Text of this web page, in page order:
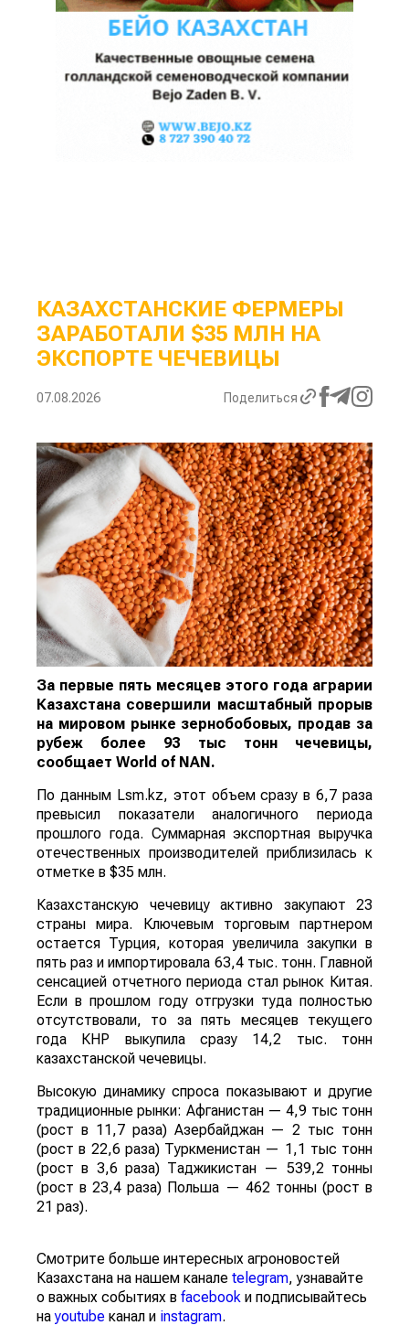
КАЗАХСТАНСКИЕ ФЕРМЕРЫ
ЗАРАБОТАЛИ $35 МЛН НА
ЭКСПОРТЕ ЧЕЧЕВИЦЫ
07.08.2026 Поделиться
За первые пять месяцев этого года аграрии
Казахстана совершили масштабный прорыв
на мировом рынке зернобобовых, продав за
рубеж более 93 тыс тонн чечевицы,
сообщает World of NAN.
По данным Lsm.kz, этот объем сразу в 6,7 раза
превысил показатели аналогичного периода
прошлого года. Суммарная экспортная выручка
отечественных производителей приблизилась к
отметке в $35 млн.
Казахстанскую чечевицу активно закупают 23
страны мира. Ключевым торговым партнером
остается Турция, которая увеличила закупки в
пять раз и импортировала 63,4 тыс. тонн. Главной
сенсацией отчетного периода стал рынок Китая.
Если в прошлом году отгрузки туда полностью
отсутствовали, то за пять месяцев текущего
года КНР выкупила сразу 14,2 тыс. тонн
казахстанской чечевицы.
Высокую динамику спроса показывают и другие
традиционные рынки: Афганистан — 4,9 тыс тонн
(рост в 11,7 раза) Азербайджан — 2 тыс тонн
(рост в 22,6 раза) Туркменистан — 1,1 тыс тонн
(рост в 3,6 раза) Таджикистан — 539,2 тонны
(рост в 23,4 раза) Польша — 462 тонны (рост в
21 раз).
Смотрите больше интересных агроновостей
Казахстана на нашем канале telegram, узнавайте
о важных событиях в facebook и подписывайтесь
наyoutube канал и instagram.